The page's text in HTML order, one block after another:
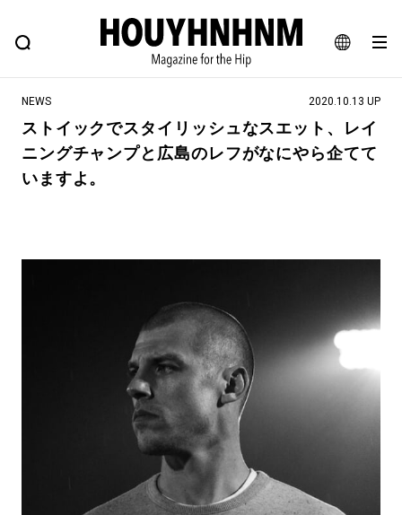
JA
EN
FEATURE BLOG SNAP
ヒップなファッション、カルチャー、ライフスタイルWEBマガジン
#注目のタグ
#NEW VINTAGE #マイナーグッド図鑑
#フイナムのYouTube
#FOCUS IT #AH.H
#FASHION #MUSIC
#SNEAKER #OUTDOOR
#HANDSOME HANDBOOK
NEWS 2020.10.13 UP
ストイックでスタイリッシュなスエット、レイ
ニングチャンプと広島のレフがなにやら企てて
いますよ。